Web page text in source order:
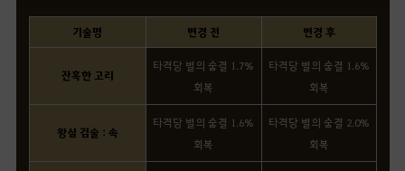
기술명 변경 전 변경 후
잔혹한 고리
타격당 별의 숨결 1.7%
회복
타격당 별의 숨결 1.6%
회복
왕실 검술 : 속
타격당 별의 숨결 1.6%
회복
타격당 별의 숨결 2.0%
회복